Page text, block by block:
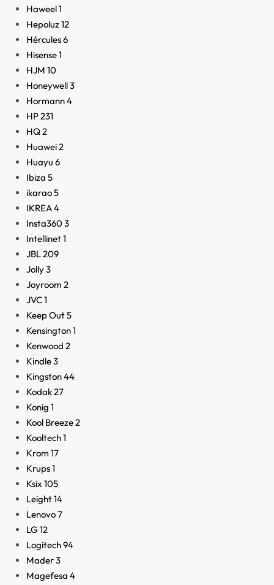
Haweel1
Hepoluz12
Hércules6
Hisense1
HJM 10
Honeywell3
Hormann4
HP231
HQ2
Huawei2
Huayu 6
Ibiza 5
ikarao5
IKREA4
Insta3603
Intellinet1
JBL209
Jolly3
Joyroom 2
JVC1
Keep Out5
Kensington1
Kenwood 2
Kindle3
Kingston44
Kodak27
Konig 1
Kool Breeze2
Kooltech1
Krom 17
Krups1
Ksix 105
Leight14
Lenovo7
LG 12
Logitech94
Mader3
Magefesa 4